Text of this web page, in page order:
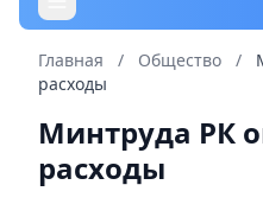
Главная / Общество /
расходы
Минтруда РК
расходы